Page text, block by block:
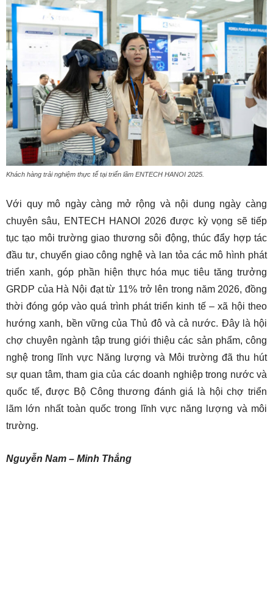
Khách hàng trải nghiệm thực tế tại triển lãm ENTECH HANOI 2025.
Với quy mô ngày càng mở rộng và nội dung ngày càng
chuyên sâu, ENTECH HANOI 2026 được kỳ vọng sẽ tiếp
tục tạo môi trường giao thương sôi động, thúc đẩy hợp tác
đầu tư, chuyển giao công nghệ và lan tỏa các mô hình phát
triển xanh, góp phần hiện thực hóa mục tiêu tăng trưởng
GRDP của Hà Nội đạt từ 11% trở lên trong năm 2026, đồng
thời đóng góp vào quá trình phát triển kinh tế – xã hội theo
hướng xanh, bền vững của Thủ đô và cả nước. Đây là hội
chợ chuyên ngành tập trung giới thiệu các sản phẩm, công
nghệ trong lĩnh vực Năng lượng và Môi trường đã thu hút
sự quan tâm, tham gia của các doanh nghiệp trong nước và
quốc tế, được Bộ Công thương đánh giá là hội chợ triển
lãm lớn nhất toàn quốc trong lĩnh vực năng lượng và môi
trường.
Nguyễn Nam – Minh Thắng